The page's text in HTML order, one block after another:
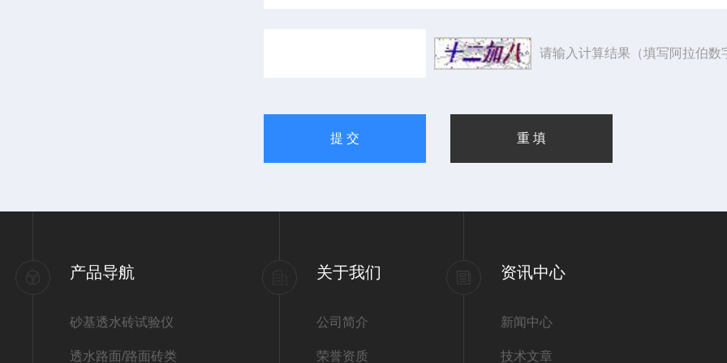
请输入计算结果（填写阿拉伯数
产品导航
砂基透水砖试验仪
透水路面/路面砖类
关于我们
公司简介
荣誉资质
资讯中心
新闻中心
技术文章